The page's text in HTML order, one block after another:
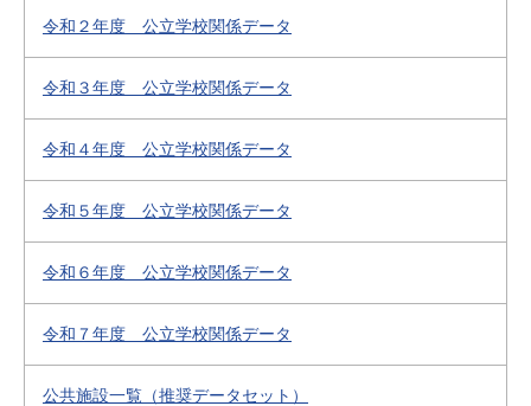
令和２年度 公立学校関係データ
令和３年度 公立学校関係データ
令和４年度 公立学校関係データ
令和５年度 公立学校関係データ
令和６年度 公立学校関係データ
令和７年度 公立学校関係データ
公共施設一覧（推奨データセット）